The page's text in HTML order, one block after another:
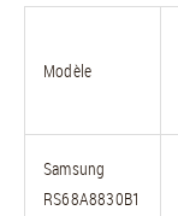
Modèle
Samsung
RS68A8830B1